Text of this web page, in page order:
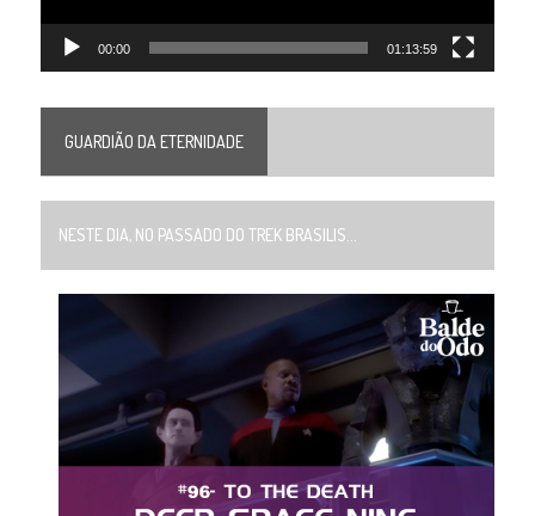
00:00 01:13:59
GUARDIÃO DA ETERNIDADE
NESTE DIA, NO PASSADO DO TREK BRASILIS...